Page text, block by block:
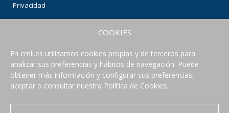
COOKIES
En cmli.es utilizamos cookies propias y de terceros para
analizar sus preferencias y hábitos de navegación. Puede
obtener más información y configurar sus preferencias,
aceptar o consultar nuestra Política de Cookies.
Privacidad
CONECTA CON NOSOTROS